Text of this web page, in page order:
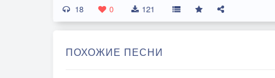
Звуки трелей соловьиных.
Вся в цветах, благоухая,
Но ты едешь, дорогая,
18 0 121
ПОХОЖИЕ ПЕСНИ